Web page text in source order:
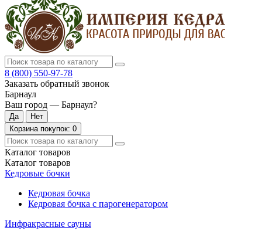
8 (800) 550-97-78
Заказать обратный звонок
Барнаул
Ваш город — Барнаул?
Корзинапокупок: 0
Каталог товаров
Каталог товаров
Кедровые бочки
Кедровая бочка
Кедровая бочка с парогенератором
Инфракрасные сауны